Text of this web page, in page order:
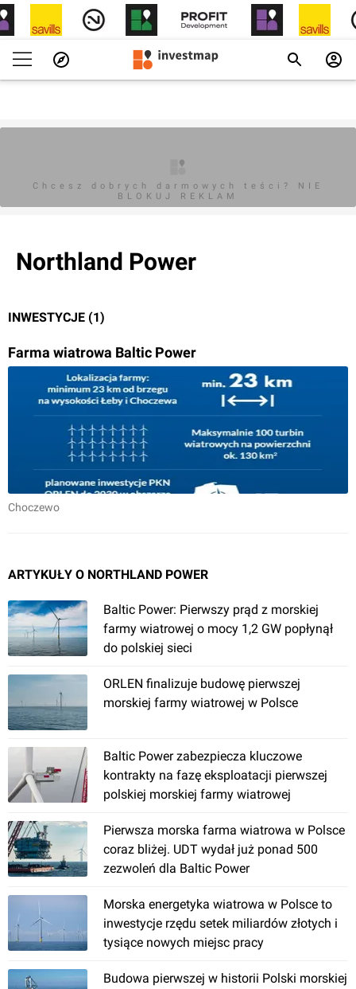
Chcesz dobrych darmowych teści? NIE
BLOKUJ REKLAM
Northland Power
INWESTYCJE (1)
Farma wiatrowa Baltic Power
Choczewo
ARTYKUŁY O NORTHLAND POWER
Baltic Power: Pierwszy prąd z morskiej
farmy wiatrowej o mocy 1,2 GW popłynął
do polskiej sieci
ORLEN finalizuje budowę pierwszej
morskiej farmy wiatrowej w Polsce
Baltic Power zabezpiecza kluczowe
kontrakty na fazę eksploatacji pierwszej
polskiej morskiej farmy wiatrowej
Pierwsza morska farma wiatrowa w Polsce
coraz bliżej. UDT wydał już ponad 500
zezwoleń dla Baltic Power
Morska energetyka wiatrowa w Polsce to
inwestycje rzędu setek miliardów złotych i
tysiące nowych miejsc pracy
Budowa pierwszej w historii Polski morskiej